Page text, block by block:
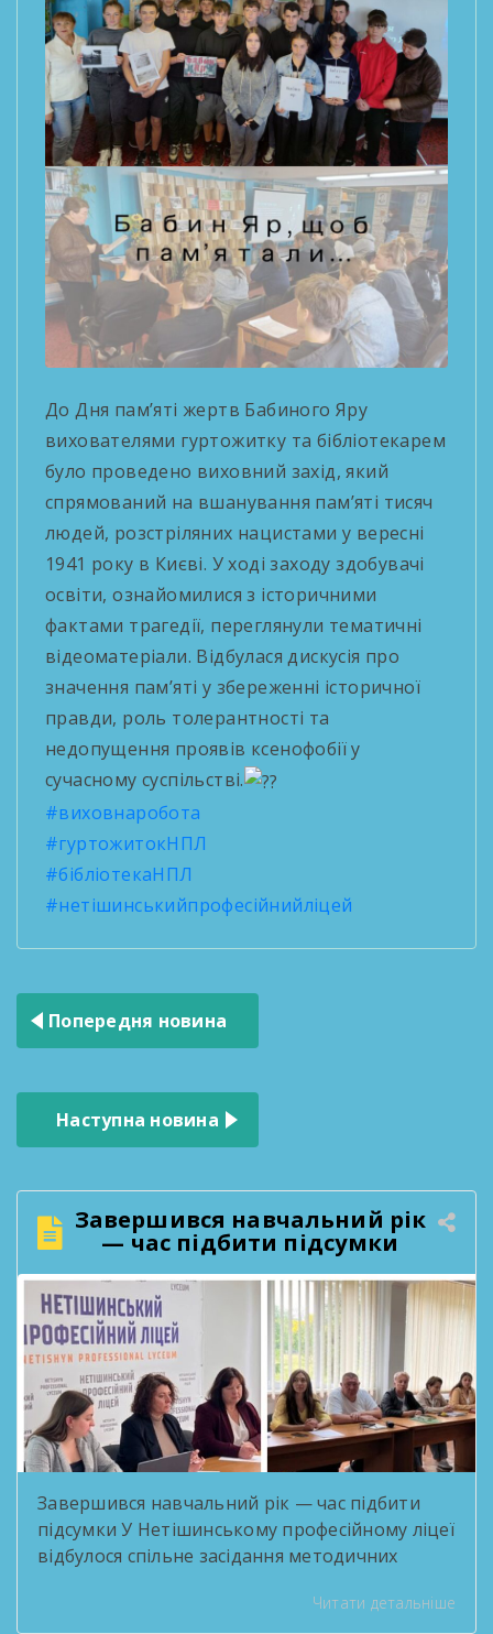
До Дня пам’яті жертв Бабиного Яру
вихователями гуртожитку та бібліотекарем
було проведено виховний захід, який
спрямований на вшанування пам’яті тисяч
людей, розстріляних нацистами у вересні
1941 року в Києві. У ході заходу здобувачі
освіти, ознайомилися з історичними
фактами трагедії, переглянули тематичні
відеоматеріали. Відбулася дискусія про
значення пам’яті у збереженні історичної
правди, роль толерантності та
недопущення проявів ксенофобії у
сучасному суспільстві.
#виховнаробота
#гуртожитокНПЛ
#бібліотекаНПЛ
#нетішинськийпрофесійнийліцей
Навігація
записів
Попередня новина
Наступна новина
Завершився навчальний рік
— час підбити підсумки
Завершився навчальний рік — час підбити
підсумки У Нетішинському професійному ліцеї
відбулося спільне засідання методичних
2025/2026 навчальний рік. ПедагогиЧитати детальніше